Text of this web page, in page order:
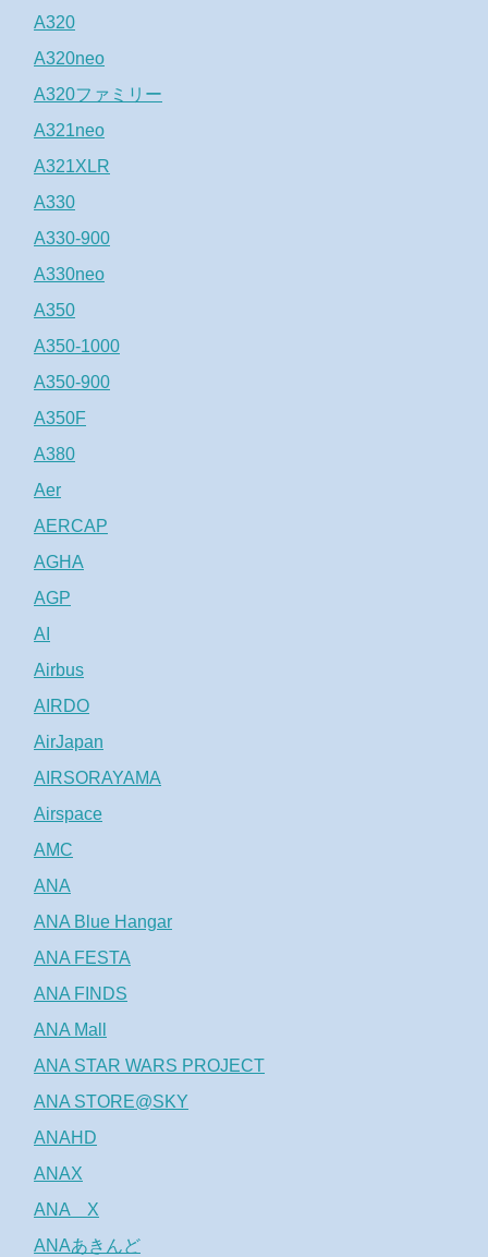
A320
A320neo
A320ファミリー
A321neo
A321XLR
A330
A330-900
A330neo
A350
A350-1000
A350-900
A350F
A380
Aer
AERCAP
AGHA
AGP
AI
Airbus
AIRDO
AirJapan
AIRSORAYAMA
Airspace
AMC
ANA
ANA Blue Hangar
ANA FESTA
ANA FINDS
ANA Mall
ANA STAR WARS PROJECT
ANA STORE@SKY
ANAHD
ANAX
ANA X
ANAあきんど